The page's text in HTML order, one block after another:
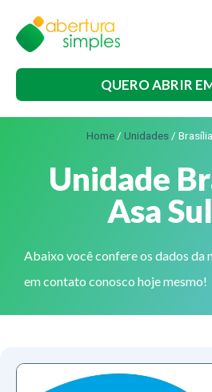
QUERO ABRIR
Home / Unidades /
Unidade
Asa
Abaixo você confere os dados da
em contato conosco hoje mesmo!